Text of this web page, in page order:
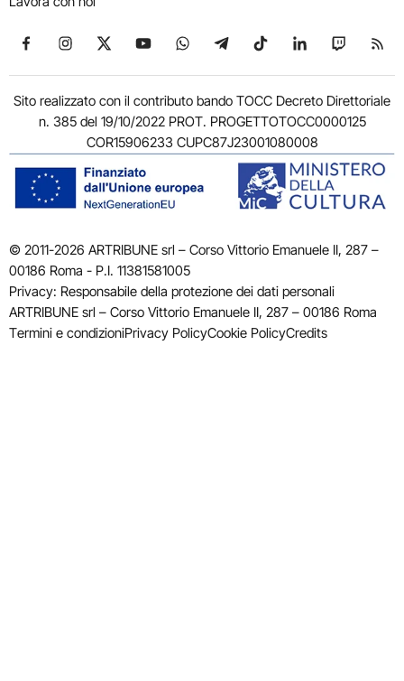
Seguici su Facebook
Seguici su Instagram
Seguici su X
Seguici su YouTube
Seguici su WhatsApp
Seguici su Telegram
Seguici su TikTok
Seguici su
Seguici
Sito realizzato con il contributo bando TOCC Decreto Direttoriale
n. 385 del 19/10/2022 PROT. PROGETTOTOCC0000125
COR15906233 CUPC87J23001080008
© 2011-2026 ARTRIBUNE srl – Corso Vittorio Emanuele II, 287 –
00186 Roma - P.I. 11381581005
Privacy: Responsabile della protezione dei dati personali
ARTRIBUNE srl – Corso Vittorio Emanuele II, 287 – 00186 Roma
Termini e condizioniPrivacy PolicyCookie PolicyCredits